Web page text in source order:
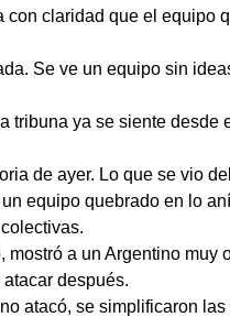
con claridad que el equipo
Se ve un equipo sin
tribuna ya se siente desde
de ayer. Lo que se vio
equipo quebrado en lo
mostró a un Argentino muy
después.
atacó, se simplificaron